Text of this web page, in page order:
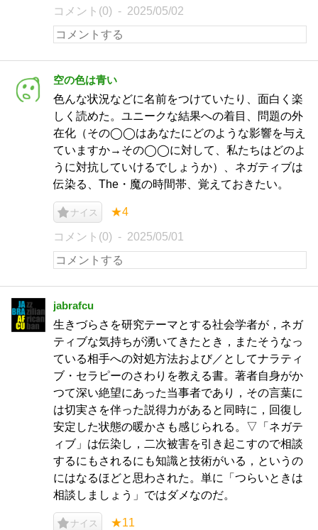
コメント(0) 2025/05/02
空の色は青い
色んな状況などに名前をつけていたり、面白く楽
しく読めた。ユニークな結果への着目、問題の外
在化（その◯◯はあなたにどのような影響を与え
ていますか→その◯◯に対して、私たちはどのよ
うに対抗していけるでしょうか）、ネガティブは
伝染る、The・魔の時間帯、覚えておきたい。
ナイス ★4
コメント(0) 2025/05/01
jabrafcu
生きづらさを研究テーマとする社会学者が，ネガ
ティブな気持ちが湧いてきたとき，またそうなっ
ている相手への対処方法および／としてナラティ
ブ・セラピーのさわりを教える書。著者自身がか
つて深い絶望にあった当事者であり，その言葉に
は切実さを伴った説得力があると同時に，回復し
安定した状態の暖かさも感じられる。▽「ネガテ
ィブ」は伝染し，二次被害を引き起こすので相談
するにもされるにも知識と技術がいる，というの
にはなるほどと思わされた。単に「つらいときは
相談しましょう」ではダメなのだ。
ナイス ★11